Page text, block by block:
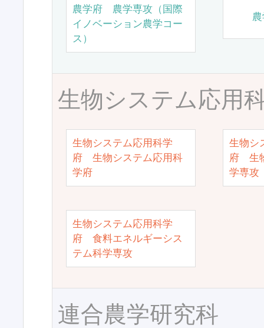
農学府 農学専攻（国際
イノベーション農学コー
ス）
生物システム応用
生物システム応用科学
府 生物システム応用科
学府
生物シ
府 生
学専攻
生物システム応用科学
府 食料エネルギーシス
テム科学専攻
連合農学研究科